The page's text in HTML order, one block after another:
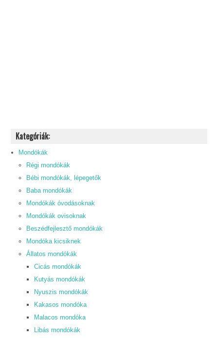
Kategóriák:
Mondókák
Régi mondókák
Bébi mondókák, lépegetők
Baba mondókák
Mondókák óvodásoknak
Mondókák ovisoknak
Beszédfejlesztő mondókák
Mondóka kicsiknek
Állatos mondókák
Cicás mondókák
Kutyás mondókák
Nyuszis mondókák
Kakasos mondóka
Malacos mondóka
Libás mondókák